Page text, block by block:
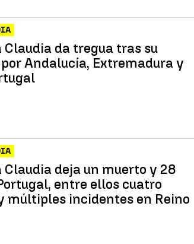
Claudia da tregua tras su
Andalucía, Extremadura y
Claudia deja un muerto y 28
entre ellos cuatro
múltiples incidentes en Reino